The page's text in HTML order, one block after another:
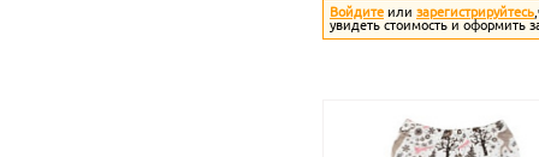
Войдите или зарегистрируйтесь
увидеть стоимость и оформить